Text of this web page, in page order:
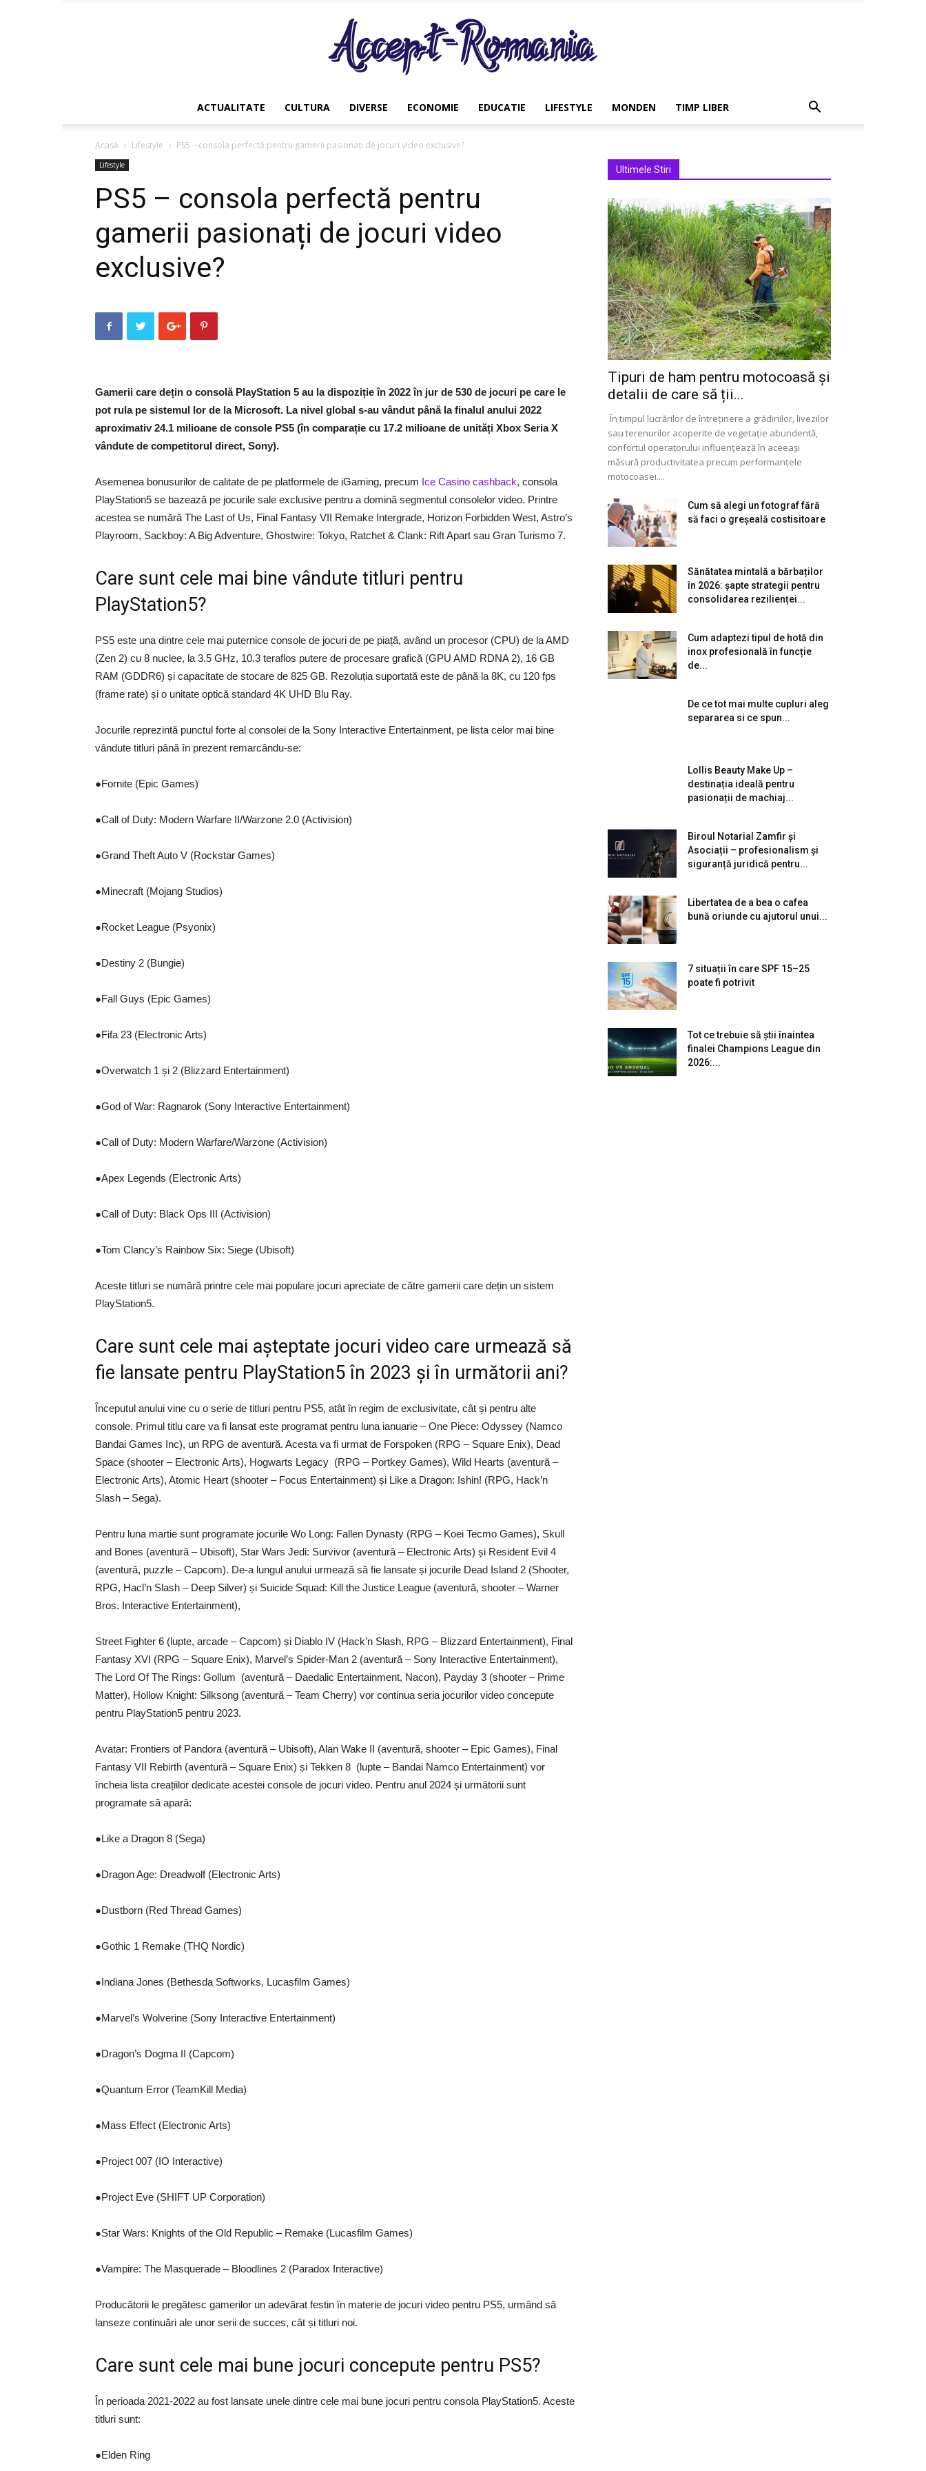
Romania
ACTUALITATE CULTURA DIVERSE ECONOMIE EDUCATIE LIFESTYLE MONDEN TIMP LIBER
Acasă Lifestyle PS5 – consola perfectă pentru gamerii pasionați de jocuri video exclusive?
Lifestyle
PS5 – consola perfectă pentru
gamerii pasionați de jocuri video
exclusive?
Gamerii care dețin o consolă PlayStation 5 au la dispoziție în 2022 în jur de 530 de jocuri pe care le
pot rula pe sistemul lor de la Microsoft. La nivel global s-au vândut până la finalul anului 2022
aproximativ 24.1 milioane de console PS5 (în comparație cu 17.2 milioane de unități Xbox Seria X
vândute de competitorul direct, Sony).
Asemenea bonusurilor de calitate de pe platformele de iGaming, precum Ice Casino cashback, consola
PlayStation5 se bazează pe jocurile sale exclusive pentru a domină segmentul consolelor video. Printre
acestea se numără The Last of Us, Final Fantasy VII Remake Intergrade, Horizon Forbidden West, Astro’s
Playroom, Sackboy: A Big Adventure, Ghostwire: Tokyo, Ratchet & Clank: Rift Apart sau Gran Turismo 7.
Care sunt cele mai bine vândute titluri pentru
PlayStation5?
PS5 este una dintre cele mai puternice console de jocuri de pe piață, având un procesor (CPU) de la AMD
(Zen 2) cu 8 nuclee, la 3.5 GHz, 10.3 teraflos putere de procesare grafică (GPU AMD RDNA 2), 16 GB
RAM (GDDR6) și capacitate de stocare de 825 GB. Rezoluția suportată este de până la 8K, cu 120 fps
(frame rate) și o unitate optică standard 4K UHD Blu Ray.
Jocurile reprezintă punctul forte al consolei de la Sony Interactive Entertainment, pe lista celor mai bine
vândute titluri până în prezent remarcându-se:
●Fornite (Epic Games)
●Call of Duty: Modern Warfare II/Warzone 2.0 (Activision)
●Grand Theft Auto V (Rockstar Games)
●Minecraft (Mojang Studios)
●Rocket League (Psyonix)
●Destiny 2 (Bungie)
●Fall Guys (Epic Games)
●Fifa 23 (Electronic Arts)
●Overwatch 1 și 2 (Blizzard Entertainment)
●God of War: Ragnarok (Sony Interactive Entertainment)
●Call of Duty: Modern Warfare/Warzone (Activision)
●Apex Legends (Electronic Arts)
●Call of Duty: Black Ops III (Activision)
●Tom Clancy’s Rainbow Six: Siege (Ubisoft)
Aceste titluri se numără printre cele mai populare jocuri apreciate de către gamerii care dețin un sistem
PlayStation5.
Care sunt cele mai așteptate jocuri video care urmează să
fie lansate pentru PlayStation5 în 2023 și în următorii ani?
Începutul anului vine cu o serie de titluri pentru PS5, atât în regim de exclusivitate, cât și pentru alte
console. Primul titlu care va fi lansat este programat pentru luna ianuarie – One Piece: Odyssey (Namco
Bandai Games Inc), un RPG de aventură. Acesta va fi urmat de Forspoken (RPG – Square Enix), Dead
Space (shooter – Electronic Arts), Hogwarts Legacy (RPG – Portkey Games), Wild Hearts (aventură –
Electronic Arts), Atomic Heart (shooter – Focus Entertainment) și Like a Dragon: Ishin! (RPG, Hack’n
Slash – Sega).
Pentru luna martie sunt programate jocurile Wo Long: Fallen Dynasty (RPG – Koei Tecmo Games), Skull
and Bones (aventură – Ubisoft), Star Wars Jedi: Survivor (aventură – Electronic Arts) și Resident Evil 4
(aventură, puzzle – Capcom). De-a lungul anului urmează să fie lansate și jocurile Dead Island 2 (Shooter,
RPG, Hacl’n Slash – Deep Silver) și Suicide Squad: Kill the Justice League (aventură, shooter – Warner
Bros. Interactive Entertainment),
Street Fighter 6 (lupte, arcade – Capcom) și Diablo IV (Hack’n Slash, RPG – Blizzard Entertainment), Final
Fantasy XVI (RPG – Square Enix), Marvel’s Spider-Man 2 (aventură – Sony Interactive Entertainment),
The Lord Of The Rings: Gollum (aventură – Daedalic Entertainment, Nacon), Payday 3 (shooter – Prime
Matter), Hollow Knight: Silksong (aventură – Team Cherry) vor continua seria jocurilor video concepute
pentru PlayStation5 pentru 2023.
Avatar: Frontiers of Pandora (aventură – Ubisoft), Alan Wake II (aventură, shooter – Epic Games), Final
Fantasy VII Rebirth (aventură – Square Enix) și Tekken 8 (lupte – Bandai Namco Entertainment) vor
încheia lista creațiilor dedicate acestei console de jocuri video. Pentru anul 2024 și următorii sunt
programate să apară:
●Like a Dragon 8 (Sega)
●Dragon Age: Dreadwolf (Electronic Arts)
●Dustborn (Red Thread Games)
●Gothic 1 Remake (THQ Nordic)
●Indiana Jones (Bethesda Softworks, Lucasfilm Games)
●Marvel’s Wolverine (Sony Interactive Entertainment)
●Dragon’s Dogma II (Capcom)
●Quantum Error (TeamKill Media)
●Mass Effect (Electronic Arts)
●Project 007 (IO Interactive)
●Project Eve (SHIFT UP Corporation)
●Star Wars: Knights of the Old Republic – Remake (Lucasfilm Games)
●Vampire: The Masquerade – Bloodlines 2 (Paradox Interactive)
Producătorii le pregătesc gamerilor un adevărat festin în materie de jocuri video pentru PS5, urmând să
lanseze continuări ale unor serii de succes, cât și titluri noi.
Care sunt cele mai bune jocuri concepute pentru PS5?
În perioada 2021-2022 au fost lansate unele dintre cele mai bune jocuri pentru consola PlayStation5. Aceste
titluri sunt:
●Elden Ring
Ultimele Stiri
Tipuri de ham pentru motocoasă și
detalii de care să ții...
În timpul lucrărilor de întreținere a grădinilor, livezilor
sau terenurilor acoperite de vegetație abundentă,
confortul operatorului influențează în aceeași
măsură productivitatea precum performanțele
motocoasei....
Cum să alegi un fotograf fără
să faci o greșeală costisitoare
Sănătatea mintală a bărbaților
în 2026: șapte strategii pentru
consolidarea rezilienței...
Cum adaptezi tipul de hotă din
inox profesională în funcție
de...
De ce tot mai multe cupluri aleg
separarea si ce spun...
Lollis Beauty Make Up –
destinația ideală pentru
pasionații de machiaj...
Biroul Notarial Zamfir și
Asociații – profesionalism și
siguranță juridică pentru...
Libertatea de a bea o cafea
bună oriunde cu ajutorul unui...
7 situații în care SPF 15–25
poate fi potrivit
Tot ce trebuie să știi înaintea
finalei Champions League din
2026:...